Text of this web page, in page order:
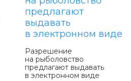
Разрешение
на рыболовство
предлагают выдавать
в электронном виде